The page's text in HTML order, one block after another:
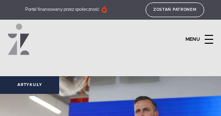
Portal finansowany przez społeczność ZOSTAŃ PATRONEM
MENU
ARTYKUŁY